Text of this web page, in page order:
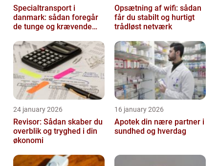
Specialtransport i
danmark: sådan foregår
de tunge og krævende
Opsætning af wifi: sådan
får du stabilt og hurtigt
trådløst netværk
24 january 2026
Revisor: Sådan skaber du
overblik og tryghed i din
økonomi
16 january 2026
Apotek din nære partner i
sundhed og hverdag